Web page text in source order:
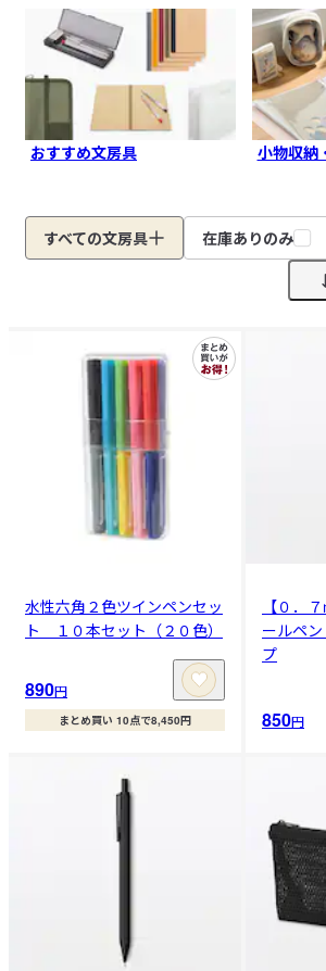
おすすめ文房具 小物収納
すべての文房具 在庫ありのみ
水性六角２色ツインペンセッ
ト １０本セット（２０色）
890円
まとめ買い 10点で8,450円
【０．
ールペ
プ
850円